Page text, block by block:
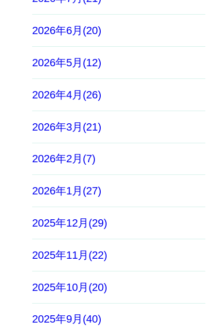
2026年6月(20)
2026年5月(12)
2026年4月(26)
2026年3月(21)
2026年2月(7)
2026年1月(27)
2025年12月(29)
2025年11月(22)
2025年10月(20)
2025年9月(40)